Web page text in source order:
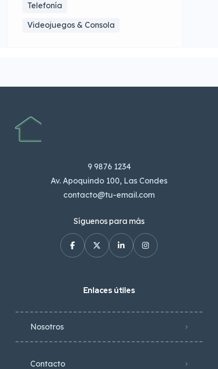
Telefonía
Videojuegos & Consola
9 9876 1234
Av. Apoquindo 100, Las Condes
contacto@tu-email.com
Síguenos para más
Enlaces útiles
Nosotros
Contacto